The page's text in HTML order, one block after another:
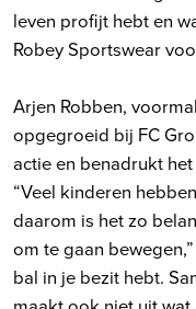
leven profijt hebt en
Robey Sportswear
Arjen Robben,
opgegroeid bij FC
actie en benadrukt
“Veel kinderen
daarom is het zo
om te gaan
bal in je bezit hebt.